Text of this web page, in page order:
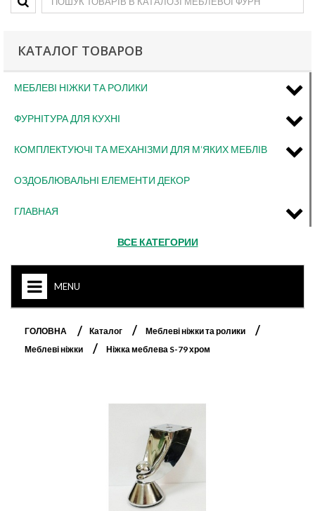
КАТАЛОГ ТОВАРОВ
МЕБЛЕВІ НІЖКИ ТА РОЛИКИ
ФУРНІТУРА ДЛЯ КУХНІ
КОМПЛЕКТУЮЧІ ТА МЕХАНІЗМИ ДЛЯ М'ЯКИХ МЕБЛІВ
ОЗДОБЛЮВАЛЬНІ ЕЛЕМЕНТИ ДЕКОР
ГЛАВНАЯ
ВСЕ КАТЕГОРИИ
MENU
ГОЛОВНА Каталог
Меблеві ніжки та ролики
Меблеві ніжки
Ніжка меблева S-79 хром